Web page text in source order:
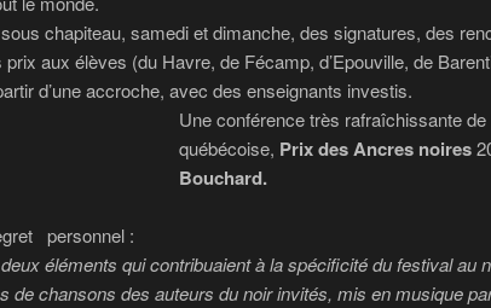
chapiteau, samedi et dimanche, des signatures, des
prix aux élèves (du Havre, de Fécamp, d’Epouville, de
d’une accroche, avec des enseignants investis.
Une conférence très rafraîchissante de
québécoise, Prix des Ancres noires
Bouchard.
personnel :
éléments qui contribuaient à la spécificité du festival au
de chansons des auteurs du noir invités, mis en musique